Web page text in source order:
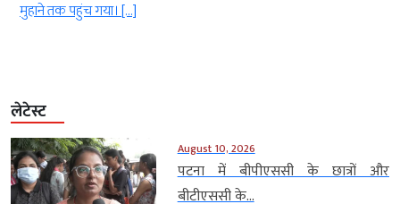
लेटेस्ट
August 10, 2026
पटना में बीपीएससी के छात्रों और
बीटीएससी के...